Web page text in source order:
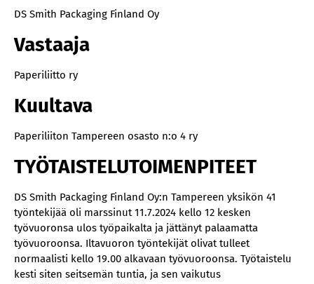
DS Smith Packaging Finland Oy
Vastaaja
Paperiliitto ry
Kuultava
Paperiliiton Tampereen osasto n:o 4 ry
TYÖTAISTELUTOIMENPITEET
DS Smith Packaging Finland Oy:n Tampereen yksikön 41
työntekijää oli marssinut 11.7.2024 kello 12 kesken
työvuoronsa ulos työpaikalta ja jättänyt palaamatta
työvuoroonsa. Iltavuoron työntekijät olivat tulleet
normaalisti kello 19.00 alkavaan työvuoroonsa. Työtaistelu
kesti siten seitsemän tuntia, ja sen vaikutus